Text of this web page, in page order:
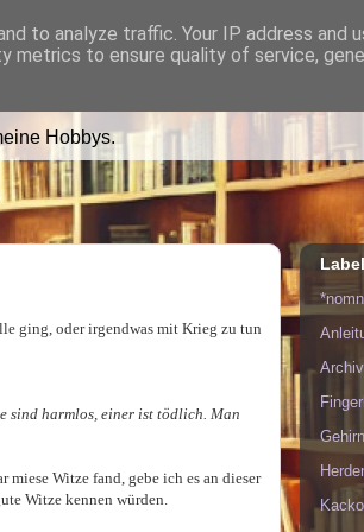
Wohnzimmer
Hobbys.
ging, oder irgendwas mit Krieg zu tun
sind harmlos, einer ist tödlich. Man
Witze fand, gebe ich es an dieser
Witze kennen würden.
Archiv
to analyze traffic. Your IP address and
metrics to ensure quality of service,